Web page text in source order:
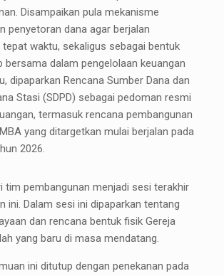
Disampaikan pula mekanisme
penyetoran dana agar berjalan
waktu, sekaligus sebagai bentuk
bersama dalam pengelolaan keuangan
dipaparkan Rencana Sumber Dana dan
Stasi (SDPD) sebagai pedoman resmi
termasuk rencana pembangunan
yang ditargetkan mulai berjalan pada
2026.
tim pembangunan menjadi sesi terakhir
ini. Dalam sesi ini dipaparkan tentang
dan rencana bentuk fisik Gereja
yang baru di masa mendatang.
ini ditutup dengan penekanan pada